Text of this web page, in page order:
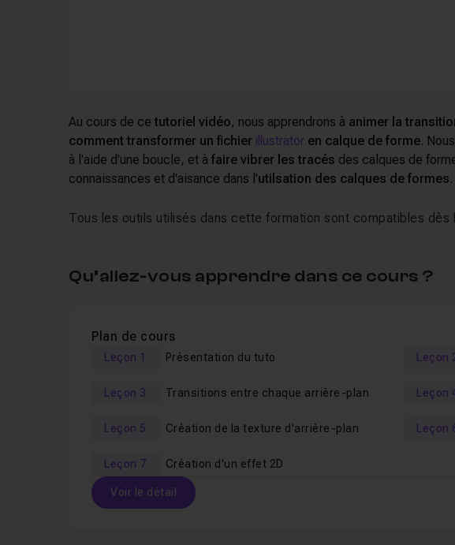
Au cours de cetutoriel vidéo, nous apprendrons à animer la
comment transformer un fichier illustrator en calque de forme.
à l'aide d'une boucle, et àfaire vibrer les tracés des calques de
connaissances et d'aisance dans l'utilsation des calques de formes.
Tous les outils utilisés dans cette formation sont compatibles dès
Qu’allez-vous apprendre dans ce cours ?
Plan de cours
Leçon 1 Présentation du tuto Leçon
Leçon 3 Transitions entre chaque arrière-plan Leçon
Leçon 5 Création de la texture d'arrière-plan Leçon
Leçon 7 Création d'un effet 2D
Voir le détail